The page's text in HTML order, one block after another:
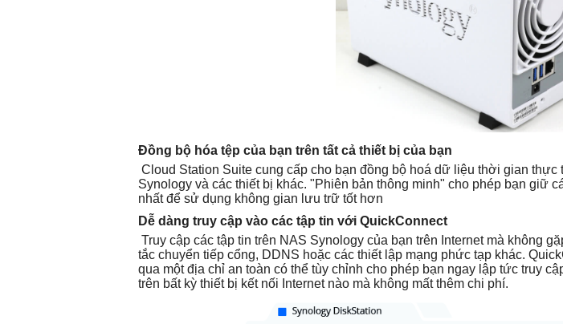
Đồng bộ hóa tệp của bạn trên tất cả thiết bị của bạn
Cloud Station Suite cung cấp cho bạn đồng bộ hoá dữ liệu thời gian thực
Synology và các thiết bị khác. "Phiên bản thông minh" cho phép bạn giữ
nhất để sử dụng không gian lưu trữ tốt hơn
Dễ dàng truy cập vào các tập tin với QuickConnect
Truy cập các tập tin trên NAS Synology của bạn trên Internet mà không
tắc chuyển tiếp cổng, DDNS hoặc các thiết lập mạng phức tạp khác.
qua một địa chỉ an toàn có thể tùy chỉnh cho phép bạn ngay lập tức truy
trên bất kỳ thiết bị kết nối Internet nào mà không mất thêm chi phí.